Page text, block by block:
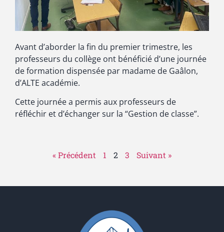
Avant d’aborder la fin du premier trimestre, les
professeurs du collège ont bénéficié d’une journée
de formation dispensée par madame de Gaâlon,
d’ALTE académie.
Cette journée a permis aux professeurs de
réfléchir et d’échanger sur la “Gestion de classe”.
« Précédent 1 2 3 Suivant »